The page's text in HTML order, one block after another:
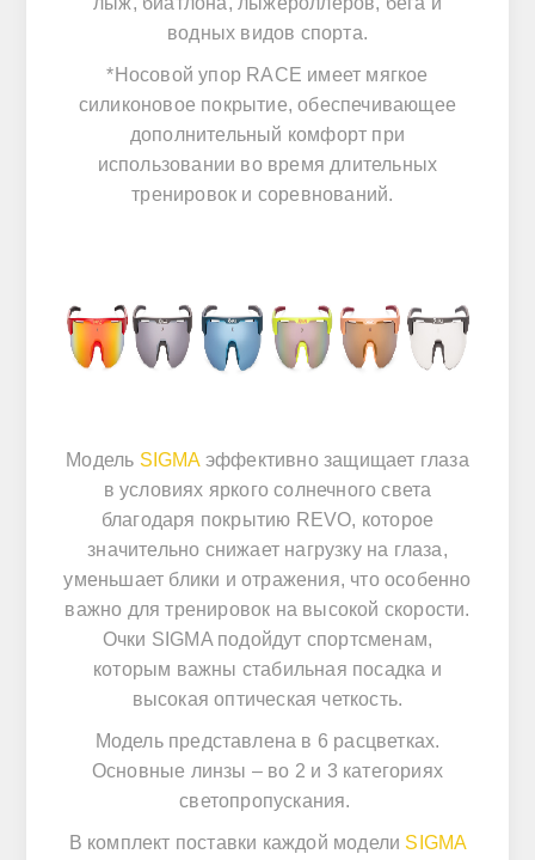
водных видов спорта.
*Носовой упор RACE имеет мягкое
силиконовое покрытие, обеспечивающее
дополнительный комфорт при
использовании во время длительных
тренировок и соревнований.
Модель SIGMAэффективно защищает глаза
в условиях яркого солнечного света
благодаря покрытию REVO, которое
значительно снижает нагрузку на глаза,
уменьшает блики и отражения, что особенно
важно для тренировок на высокой скорости.
Очки SIGMA подойдут спортсменам,
которым важны стабильная посадка и
высокая оптическая четкость.
Модель представлена в 6 расцветках.
Основные линзы – во 2 и 3 категориях
светопропускания.
В комплект поставки каждой модели SIGMA